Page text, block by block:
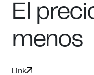
El
menos
Link